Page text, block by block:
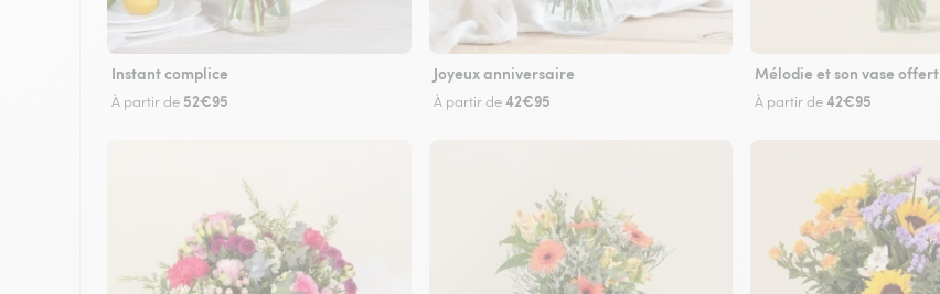
Instant complice
À partir de 52€95
Joyeux anniversaire
À partir de42€95
Mélodie et son vase offert
À partir de42€95